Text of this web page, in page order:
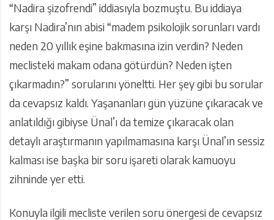
“Nadira şizofrendi” iddiasıyla bozmuştu. Bu iddiaya
karşı Nadira’nın abisi “madem psikolojik sorunları vardı
neden 20 yıllık eşine bakmasına izin verdin? Neden
meclisteki makam odana götürdün? Neden işten
çıkarmadın?” sorularını yöneltti. Her şey gibi bu sorular
da cevapsız kaldı. Yaşananları gün yüzüne çıkaracak ve
anlatıldığı gibiyse Ünal’ı da temize çıkaracak olan
detaylı araştırmanın yapılmamasına karşı Ünal’ın sessiz
kalması ise başka bir soru işareti olarak kamuoyu
zihninde yer etti.
Konuyla ilgili mecliste verilen soru önergesi de cevapsız